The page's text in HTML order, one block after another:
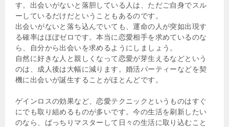
す。出会いがないと落胆している人は、ただご自身でスル
ーしているだけだということもあるのです。
出会いがないと落ち込んでいても、運命の人が突如出現す
る確率はほぼゼロです。本当に恋愛相手を求めているのな
ら、自分から出会いを求めるようにしましょう。
自然に好きな人と親しくなって恋愛が芽生えるなどという
のは、成人後は大幅に減ります。婚活パーティーなどを契
機に出会いが誕生することがほとんどです。
ゲインロスの効果など、恋愛テクニックというものはすぐ
にでも取り組めるものが多いです。今の生活を刷新したい
のなら、ばっちりマスターして日々の生活に取り込むこと